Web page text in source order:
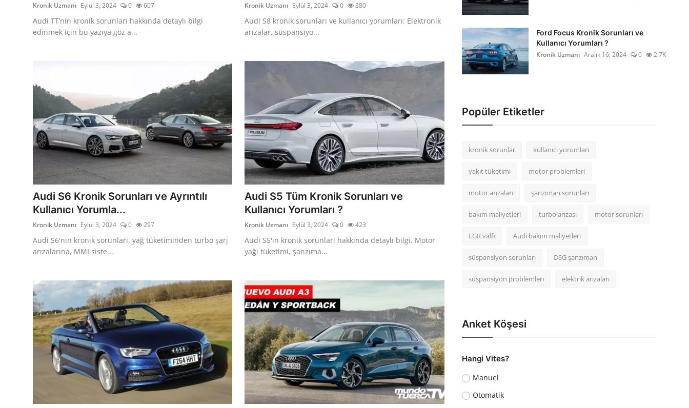
Kronik Uzmanı Eylül 3, 2024 0 607
Audi TT’nin kronik sorunları hakkında detaylı bilgi
edinmek için bu yazıya göz a...
Kronik Uzmanı Eylül 3, 2024 0 380
Audi S8 kronik sorunları ve kullanıcı yorumları: Elektronik
arızalar, süspansiyo...
Audi S6 Kronik Sorunları ve Ayrıntılı
Kullanıcı Yorumla...
Kronik Uzmanı Eylül 3, 2024 0 297
Audi S6'nın kronik sorunları, yağ tüketiminden turbo şarj
arızalarına, MMI siste...
Audi S5 Tüm Kronik Sorunları ve
Kullanıcı Yorumları ?
Kronik Uzmanı Eylül 3, 2024 0 423
Audi S5'in kronik sorunları hakkında detaylı bilgi. Motor
yağı tüketimi, şanzıma...
Ford Focus Kronik Sorunları ve
Kullanıcı Yorumları ?
Kronik Uzmanı Aralık 16, 2024 0 2.7K
Popüler Etiketler
kronik sorunlar kullanıcı yorumları
yakıt tüketimi motor problemleri
motor arızaları şanzıman sorunları
bakım maliyetleri turbo arızası motor sorunları
EGR valfi Audi bakım maliyetleri
süspansiyon sorunları DSG şanzıman
süspansiyon problemleri elektrik arızaları
Anket Köşesi
Hangi Vites?
Manuel
Otomatik